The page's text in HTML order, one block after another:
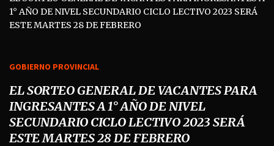
1° AÑO DE NIVEL SECUNDARIO CICLO LECTIVO 2023 SERÁ
ESTE MARTES 28 DE FEBRERO
GOBIERNO PROVINCIAL
EL SORTEO GENERAL DE VACANTES PARA
INGRESANTES A 1° AÑO DE NIVEL
SECUNDARIO CICLO LECTIVO 2023 SERÁ
ESTE MARTES 28 DE FEBRERO